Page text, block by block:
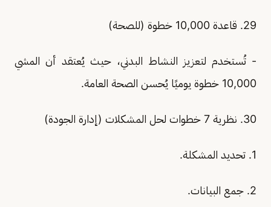
29. قاعدة 10,000 خطوة (للصحة)
- تُستخدم لتعزيز النشاط البدني، حيث يُعتقد أن المشي
10,000 خطوة يوميًا يُحسن الصحة العامة.
30. نظرية 7 خطوات لحل المشكلات (إدارة الجودة)
1. تحديد المشكلة.
2. جمع البيانات.